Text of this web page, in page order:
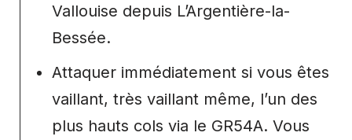
Vallouise depuis L’Argentière-la-
Bessée.
Attaquer immédiatement si vous êtes
vaillant, très vaillant même, l’un des
plus hauts cols via le GR54A. Vous